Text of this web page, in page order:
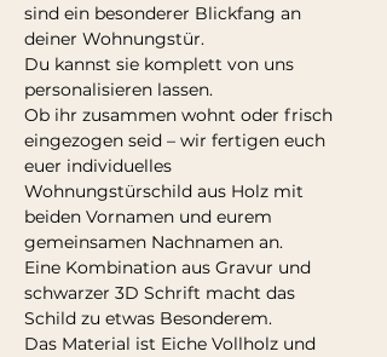
sind ein besonderer Blickfang an
deiner Wohnungstür.
Du kannst sie komplett von uns
personalisieren lassen.
Ob ihr zusammen wohnt oder frisch
eingezogen seid – wir fertigen euch
euer individuelles
Wohnungstürschild aus Holz mit
beiden Vornamen und eurem
gemeinsamen Nachnamen an.
Eine Kombination aus Gravur und
schwarzer 3D Schrift macht das
Schild zu etwas Besonderem.
Das Material ist Eiche Vollholz und